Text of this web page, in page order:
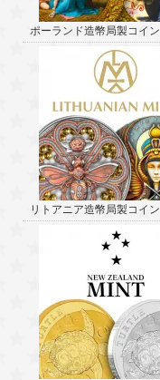
ポーランド造幣局製コイン
リトアニア造幣局製コイン